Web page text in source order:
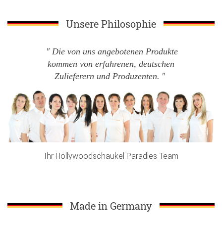
Unsere Philosophie
Die von uns angebotenen Produkte
kommen von erfahrenen, deutschen
Zulieferern und Produzenten.
Ihr Hollywoodschaukel Paradies Team
Made in Germany